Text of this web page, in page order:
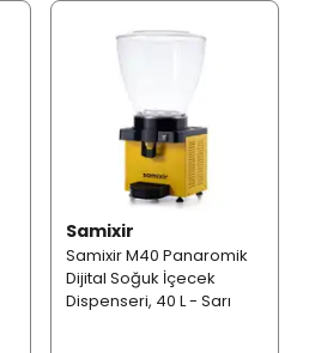
Samixir
Samixir M40 Panaromik
Dijital Soğuk İçecek
Dispenseri, 40 L - Sarı